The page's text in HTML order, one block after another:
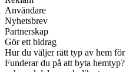
Användare
Nyhetsbrev
Partnerskap
Gör ett bidrag
Hur du väljer rätt typ av hem
Funderar du på att byta